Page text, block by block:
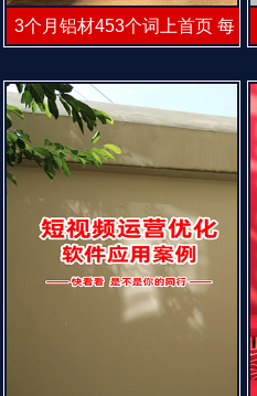
3个月铝材453个词上首页 每